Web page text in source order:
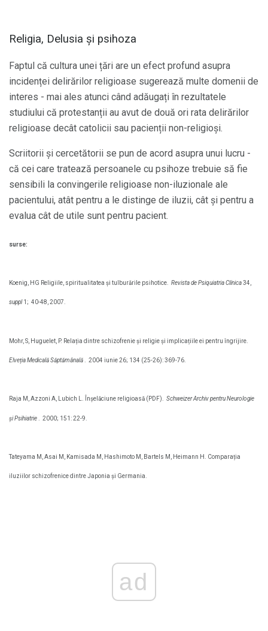
Religia, Delusia și psihoza
Faptul că cultura unei țări are un efect profund asupra
incidenței delirărilor religioase sugerează multe domenii de
interes - mai ales atunci când adăugați în rezultatele
studiului că protestanții au avut de două ori rata delirărilor
religioase decât catolicii sau pacienții non-religioși.
Scriitorii și cercetătorii se pun de acord asupra unui lucru -
că cei care tratează persoanele cu psihoze trebuie să fie
sensibili la convingerile religioase non-iluzionale ale
pacientului, atât pentru a le distinge de iluzii, cât și pentru a
evalua cât de utile sunt pentru pacient.
surse:
Koenig, HG Religiile, spiritualitatea și tulburările psihotice. Revista de Psiquiatria Clínica34,
suppl1; 40-48, 2007.
Mohr, S, Huguelet, P. Relația dintre schizofrenie și religie și implicațiile ei pentru îngrijire.
Elveția Medicală Săptămânală 2004 iunie 26; 134 (25-26): 369-76.
Raja M, Azzoni A, Lubich L. Înșelăciune religioasă (PDF). Schweizer Archiv pentru Neurologie
și Psihiatrie 2000; 151: 22-9.
Tateyama M, Asai M, Kamisada M, Hashimoto M, Bartels M, Heimann H. Comparația
iluziilor schizofrenice dintre Japonia și Germania.
ad